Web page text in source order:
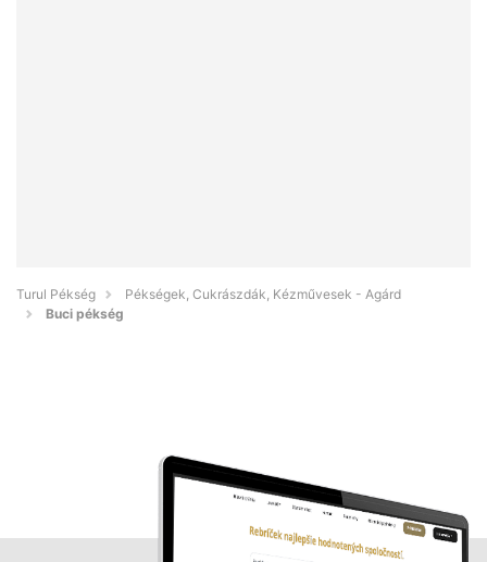
Turul Pékség
Pékségek, Cukrászdák, Kézművesek - Agárd
Buci pékség